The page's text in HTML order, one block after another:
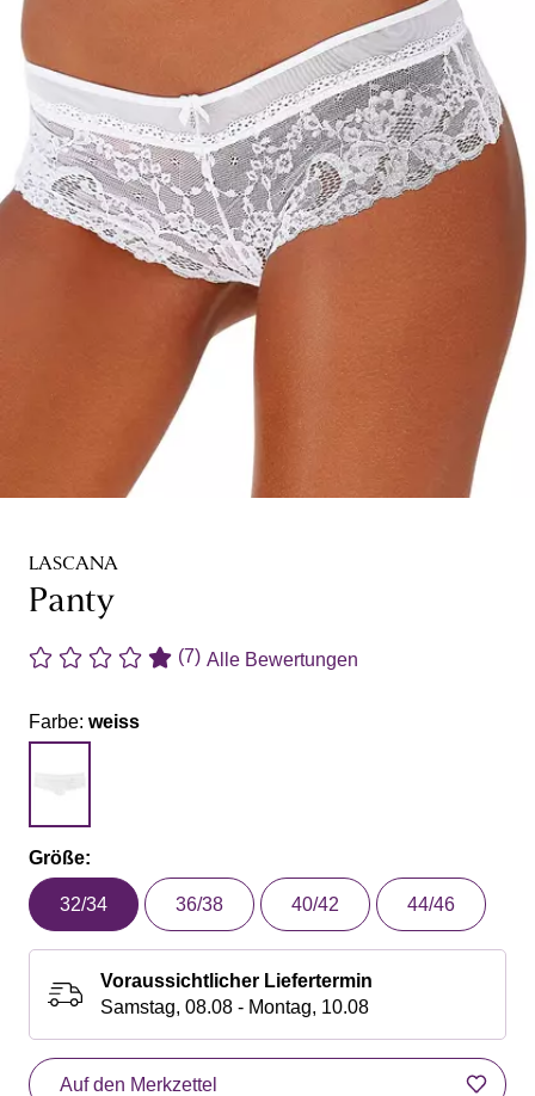
LASCANA
Panty
(7) Alle Bewertungen
Farbe: weiss
Größe:
32/34 36/38 40/42 44/46
Voraussichtlicher Liefertermin
Samstag, 08.08 - Montag, 10.08
Auf den Merkzettel